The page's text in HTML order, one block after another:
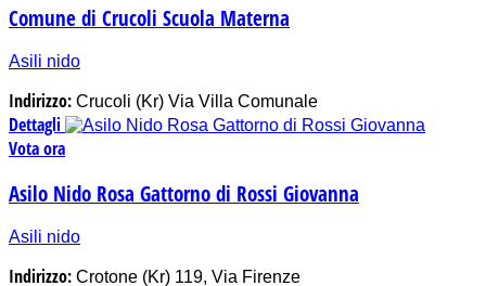
Comune di Crucoli Scuola Materna
Asili nido
Indirizzo: Crucoli (Kr) Via Villa Comunale
Dettagli
Vota ora
Asilo Nido Rosa Gattorno di Rossi Giovanna
Asili nido
Indirizzo: Crotone (Kr) 119, Via Firenze